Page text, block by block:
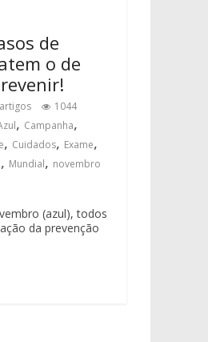
de
o de
1044
, Campanha,
, Cuidados, Exame,
, Mundial, novembro
(azul), todos
da prevenção